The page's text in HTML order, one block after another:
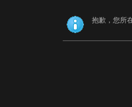
抱歉，您所